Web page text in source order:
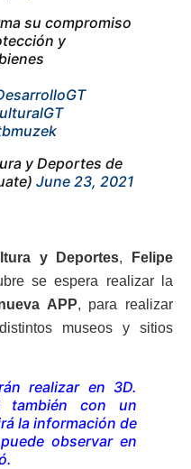
su compromiso
y
y Deportes de
June 23, 2021
y Deportes,
Felipe
se espera realizar la
APP, para realizar
museos y sitios
realizar en 3D.
también con un
la información de
observar en